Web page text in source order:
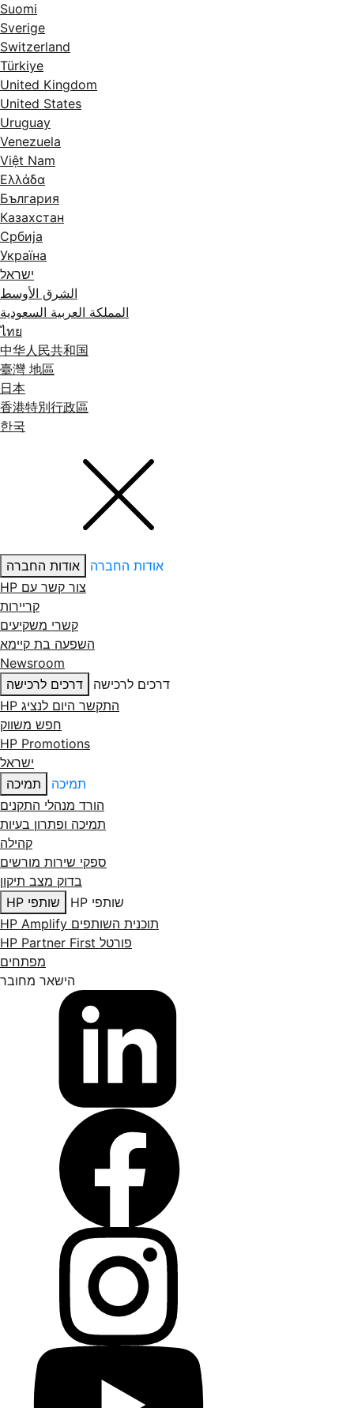
Suomi
Sverige
Switzerland
Türkiye
United Kingdom
United States
Uruguay
Venezuela
Việt Nam
Ελλάδα
България
Казахстан
Србија
Україна
ישראל
الشرق الأوسط
المملكة العربية السعودية
ไทย
中华人民共和国
臺灣 地區
日本
香港特別行政區
한국
אודות החברה
אודות החברה
צור קשר עם ‏HP
קריירות
קשרי משקיעים
השפעה בת קיימא
Newsroom
דרכים לרכישה
דרכים לרכישה
התקשר היום לנציג HP
חפש משווק
HP Promotions
ישראל
תמיכה
תמיכה
הורד מנהלי התקנים
תמיכה ופתרון בעיות
קהילה
ספקי שירות מורשים
בדוק מצב תיקון
שותפי HP
שותפי HP
תוכנית השותפים HP Amplify
פורטל HP Partner First
מפתחים
הישאר מחובר